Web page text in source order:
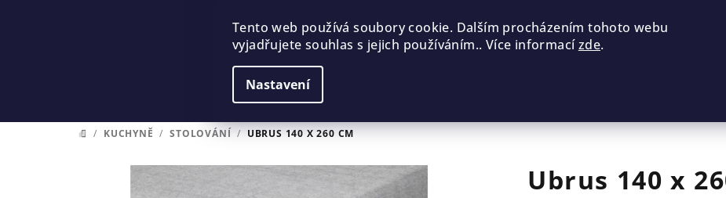
Tento web používá soubory cookie. Dalším procházením tohoto webu
vyjadřujete souhlas s jejich používáním.. Více informacízde.
Nastavení
DOMŮ
/ KUCHYNĚ / STOLOVÁNÍ / UBRUS 140 X 260 CM
Ubrus 140 x